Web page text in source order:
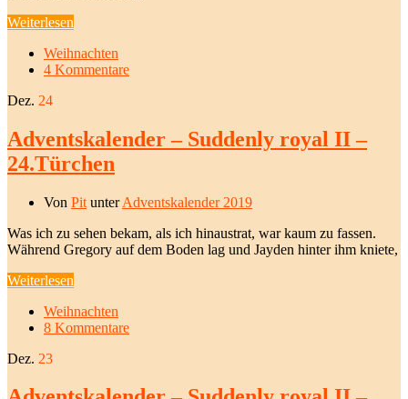
Weiterlesen
Weihnachten
4 Kommentare
Dez. 24
Adventskalender – Suddenly royal II –
24.Türchen
Von Pit unterAdventskalender 2019
Was ich zu sehen bekam, als ich hinaustrat, war kaum zu fassen.
Während Gregory auf dem Boden lag und Jayden hinter ihm kniete,
Weiterlesen
Weihnachten
8 Kommentare
Dez. 23